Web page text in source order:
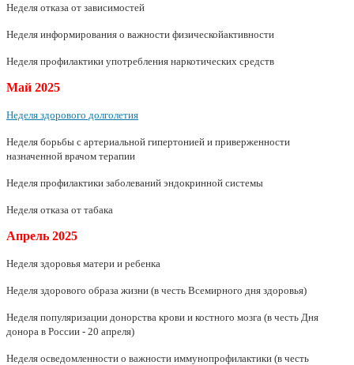
Неделя отказа от зависимостей
Неделя информирования о важности физическойактивности
Неделя профилактики употребления наркотических средств
Май 2025
Неделя здорового долголетия
Неделя борьбы с артериальной гипертонией и приверженности
назначенной врачом терапии
Неделя профилактики заболеваний эндокринной системы
Неделя отказа от табака
Апрель 2025
Неделя здоровья матери и ребенка
Неделя здорового образа жизни (в честь Всемирного дня здоровья)
Неделя популяризации донорства крови и костного мозга (в честь Дня
донора в России - 20 апреля)
Неделя осведомленности о важности иммунопрофилактики (в честь